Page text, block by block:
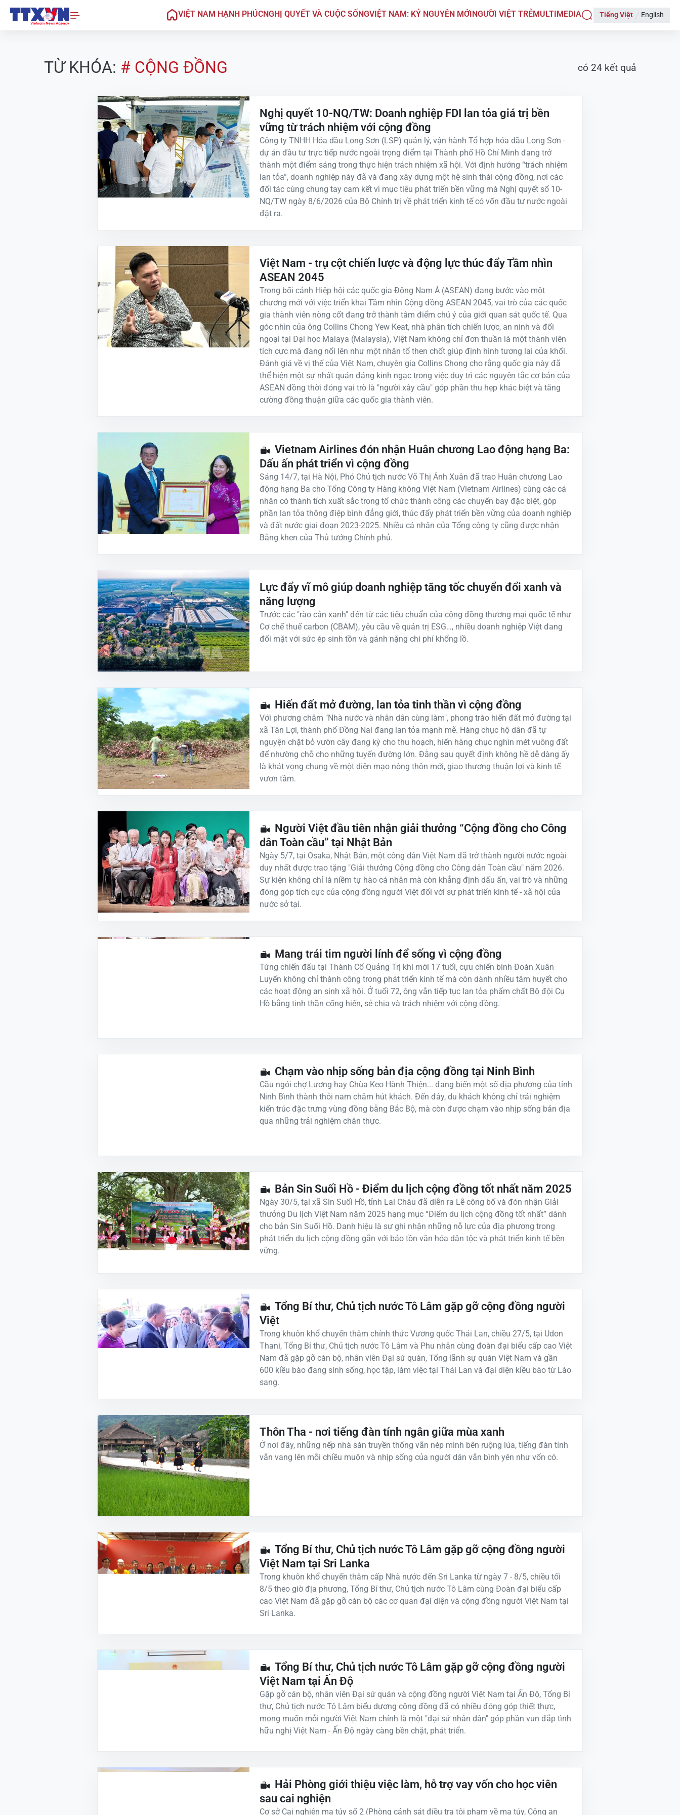
VIỆT NAM HẠNH PHÚCNGHỊ QUYẾT VÀ CUỘC SỐNGVIỆT NAM: KỶ NGUYÊN MỚINGƯỜI VIỆT TRẺMULTIMEDIA Tiếng Việt English
TỪ KHÓA: # CỘNG ĐỒNG có 24 kết quả
Nghị quyết 10-NQ/TW: Doanh nghiệp FDI lan tỏa giá trị bền
vững từ trách nhiệm với cộng đồng
Công ty TNHH Hóa dầu Long Sơn (LSP) quản lý, vận hành Tổ hợp hóa dầu Long Sơn -
dự án đầu tư trực tiếp nước ngoài trọng điểm tại Thành phố Hồ Chí Minh đang trở
thành một điểm sáng trong thực hiện trách nhiệm xã hội. Với định hướng “trách nhiệm
lan tỏa”, doanh nghiệp này đã và đang xây dựng một hệ sinh thái cộng đồng, nơi các
đối tác cùng chung tay cam kết vì mục tiêu phát triển bền vững mà Nghị quyết số 10-
NQ/TW ngày 8/6/2026 của Bộ Chính trị về phát triển kinh tế có vốn đầu tư nước ngoài
đặt ra.
Việt Nam - trụ cột chiến lược và động lực thúc đẩy Tầm nhìn
ASEAN 2045
Trong bối cảnh Hiệp hội các quốc gia Đông Nam Á (ASEAN) đang bước vào một
chương mới với việc triển khai Tầm nhìn Cộng đồng ASEAN 2045, vai trò của các quốc
gia thành viên nòng cốt đang trở thành tâm điểm chú ý của giới quan sát quốc tế. Qua
góc nhìn của ông Collins Chong Yew Keat, nhà phân tích chiến lược, an ninh và đối
ngoại tại Đại học Malaya (Malaysia), Việt Nam không chỉ đơn thuần là một thành viên
tích cực mà đang nổi lên như một nhân tố then chốt giúp định hình tương lai của khối.
Đánh giá về vị thế của Việt Nam, chuyên gia Collins Chong cho rằng quốc gia này đã
thể hiện một sự nhất quán đáng kinh ngạc trong việc duy trì các nguyên tắc cơ bản của
ASEAN đồng thời đóng vai trò là "người xây cầu" góp phần thu hẹp khác biệt và tăng
cường đồng thuận giữa các quốc gia thành viên.
Vietnam Airlines đón nhận Huân chương Lao động hạng Ba:
Dấu ấn phát triển vì cộng đồng
Sáng 14/7, tại Hà Nội, Phó Chủ tịch nước Võ Thị Ánh Xuân đã trao Huân chương Lao
động hạng Ba cho Tổng Công ty Hàng không Việt Nam (Vietnam Airlines) cùng các cá
nhân có thành tích xuất sắc trong tổ chức thành công các chuyến bay đặc biệt, góp
phần lan tỏa thông điệp bình đẳng giới, thúc đẩy phát triển bền vững của doanh nghiệp
và đất nước giai đoạn 2023-2025. Nhiều cá nhân của Tổng công ty cũng được nhận
Bằng khen của Thủ tướng Chính phủ.
Lực đẩy vĩ mô giúp doanh nghiệp tăng tốc chuyển đổi xanh và
năng lượng
Trước các "rào cản xanh" đến từ các tiêu chuẩn của cộng đồng thương mại quốc tế như
Cơ chế thuế carbon (CBAM), yêu cầu về quản trị ESG…, nhiều doanh nghiệp Việt đang
đối mặt với sức ép sinh tồn và gánh nặng chi phí khổng lồ.
Hiến đất mở đường, lan tỏa tinh thần vì cộng đồng
Với phương châm "Nhà nước và nhân dân cùng làm", phong trào hiến đất mở đường tại
xã Tân Lợi, thành phố Đồng Nai đang lan tỏa mạnh mẽ. Hàng chục hộ dân đã tự
nguyện chặt bỏ vườn cây đang kỳ cho thu hoạch, hiến hàng chục nghìn mét vuông đất
để nhường chỗ cho những tuyến đường lớn. Đằng sau quyết định không hề dễ dàng ấy
là khát vọng chung về một diện mạo nông thôn mới, giao thương thuận lợi và kinh tế
vươn tầm.
Người Việt đầu tiên nhận giải thưởng “Cộng đồng cho Công
dân Toàn cầu” tại Nhật Bản
Ngày 5/7, tại Osaka, Nhật Bản, một công dân Việt Nam đã trở thành người nước ngoài
duy nhất được trao tặng "Giải thưởng Cộng đồng cho Công dân Toàn cầu" năm 2026.
Sự kiện không chỉ là niềm tự hào cá nhân mà còn khẳng định dấu ấn, vai trò và những
đóng góp tích cực của cộng đồng người Việt đối với sự phát triển kinh tế - xã hội của
nước sở tại.
Mang trái tim người lính để sống vì cộng đồng
Từng chiến đấu tại Thành Cổ Quảng Trị khi mới 17 tuổi, cựu chiến binh Đoàn Xuân
Luyến không chỉ thành công trong phát triển kinh tế mà còn dành nhiều tâm huyết cho
các hoạt động an sinh xã hội. Ở tuổi 72, ông vẫn tiếp tục lan tỏa phẩm chất Bộ đội Cụ
Hồ bằng tinh thần cống hiến, sẻ chia và trách nhiệm với cộng đồng.
C hạm vào nhịp sống bản địa cộng đồng tại Ni nh Bình
Cầu ngói chợ Lương hay Chùa Keo Hành Thiện... đang biến một số địa phương của tỉnh
Ninh Bình thành thỏi nam châm hút khách. Đến đây, du khách không chỉ trải nghiệm
kiến trúc đặc trưng vùng đồng bằng Bắc Bộ, mà còn được chạm vào nhịp sống bản địa
qua những trải nghiệm chân thực.
Bản Sin Suối Hồ - Điểm du lịch cộng đồng tốt nhất năm 2025
Ngày 30/5, tại xã Sin Suối Hồ, tỉnh Lai Châu đã diễn ra Lễ công bố và đón nhận Giải
thưởng Du lịch Việt Nam năm 2025 hạng mục “Điểm du lịch cộng đồng tốt nhất” dành
cho bản Sin Suối Hồ. Danh hiệu là sự ghi nhận những nỗ lực của địa phương trong
phát triển du lịch cộng đồng gắn với bảo tồn văn hóa dân tộc và phát triển kinh tế bền
vững.
Tổng Bí thư, Chủ tịch nước Tô Lâm gặp gỡ cộng đồng người
Việt
Trong khuôn khổ chuyến thăm chính thức Vương quốc Thái Lan, chiều 27/5, tại Udon
Thani, Tổng Bí thư, Chủ tịch nước Tô Lâm và Phu nhân cùng đoàn đại biểu cấp cao Việt
Nam đã gặp gỡ cán bộ, nhân viên Đại sứ quán, Tổng lãnh sự quán Việt Nam và gần
600 kiều bào đang sinh sống, học tập, làm việc tại Thái Lan và đại diện kiều bào từ Lào
sang.
Thôn Tha - nơi tiếng đàn tính ngân giữa mùa xanh
Ở nơi đây, những nếp nhà sàn truyền thống vẫn nép mình bên ruộng lúa, tiếng đàn tính
vẫn vang lên mỗi chiều muộn và nhịp sống của người dân vẫn bình yên như vốn có.
Tổng Bí thư, Chủ tịch nước Tô Lâm gặp gỡ cộng đồng người
Việt Nam tại Sri Lanka
Trong khuôn khổ chuyến thăm cấp Nhà nước đến Sri Lanka từ ngày 7 - 8/5, chiều tối
8/5 theo giờ địa phương, Tổng Bí thư, Chủ tịch nước Tô Lâm cùng Đoàn đại biểu cấp
cao Việt Nam đã gặp gỡ cán bộ các cơ quan đại diện và cộng đồng người Việt Nam tại
Sri Lanka.
Tổng Bí thư, Chủ tịch nước Tô Lâm gặp gỡ cộng đồng người
Việt Nam tại Ấn Độ
Gặp gỡ cán bộ, nhân viên Đại sứ quán và cộng đồng người Việt Nam tại Ấn Độ, Tổng Bí
thư, Chủ tịch nước Tô Lâm biểu dương cộng đồng đã có nhiều đóng góp thiết thực,
mong muốn mỗi người Việt Nam chính là một "đại sứ nhân dân" góp phần vun đắp tình
hữu nghị Việt Nam - Ấn Độ ngày càng bền chặt, phát triển.
Hải Phòng giới thiệu việc làm, hỗ trợ vay vốn cho học viên
sau cai nghiện
Cơ sở Cai nghiện ma túy số 2 (Phòng cảnh sát điều tra tội phạm về ma túy, Công an